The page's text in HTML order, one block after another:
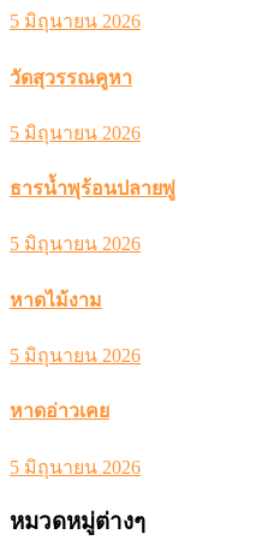
5 มิถุนายน 2026
วัดสุวรรณคูหา
5 มิถุนายน 2026
ธารน้ำพุร้อนปลายพู่
5 มิถุนายน 2026
หาดไม้งาม
5 มิถุนายน 2026
หาดอ่าวเคย
5 มิถุนายน 2026
หมวดหมู่ต่างๆ